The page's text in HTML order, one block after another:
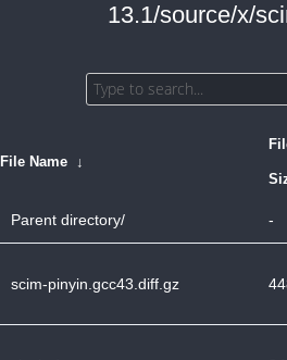
13.1/source/x/
File Name ↓
Parent directory/ -
scim-pinyin.gcc43.diff.gz